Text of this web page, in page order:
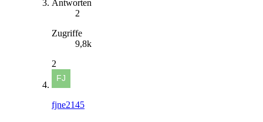
Antworten
2
Zugriffe
9,8k
2
fjne2145